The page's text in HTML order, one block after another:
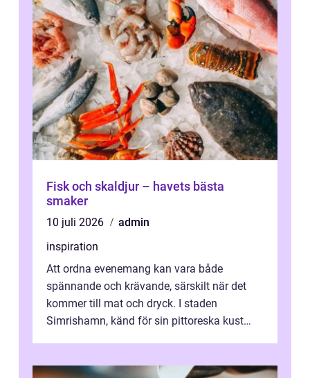
Fisk och skaldjur – havets bästa
smaker
10 juli 2026
admin
inspiration
Att ordna evenemang kan vara både
spännande och krävande, särskilt när det
kommer till mat och dryck. I staden
Simrishamn, känd för sin pittoreska kust